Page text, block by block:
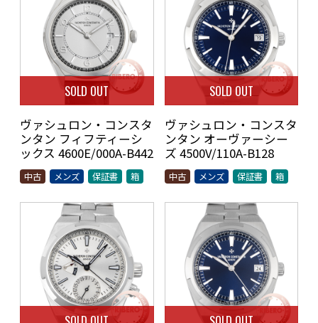
SOLD OUT
ヴァシュロン・コンスタ
ンタン フィフティーシ
ックス 4600E/000A-B442
中古 メンズ 保証書 箱
SOLD OUT
ヴァシュロン・コンスタ
ンタン オーヴァーシー
ズ 4500V/110A-B128
中古 メンズ 保証書 箱